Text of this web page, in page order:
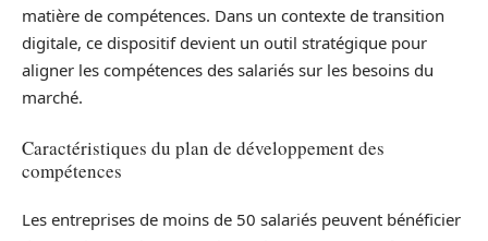
matière de compétences. Dans un contexte de transition
digitale, ce dispositif devient un outil stratégique pour
aligner les compétences des salariés sur les besoins du
marché.
Caractéristiques du plan de développement des
compétences
Les entreprises de moins de 50 salariés peuvent bénéficier